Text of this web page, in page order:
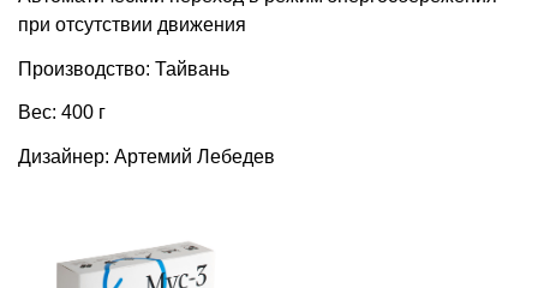
при отсутствии движения
Производство: Тайвань
Вес: 400 г
Дизайнер: Артемий Лебедев